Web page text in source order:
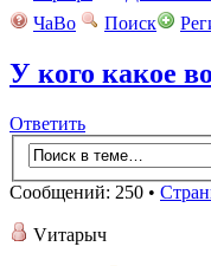
ЧаВо
Поиск
У кого какое
Ответить
Сообщений: 250 •
Vитарыч